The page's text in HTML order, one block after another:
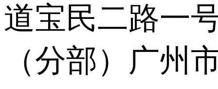
道宝民二路一
（分部）广州